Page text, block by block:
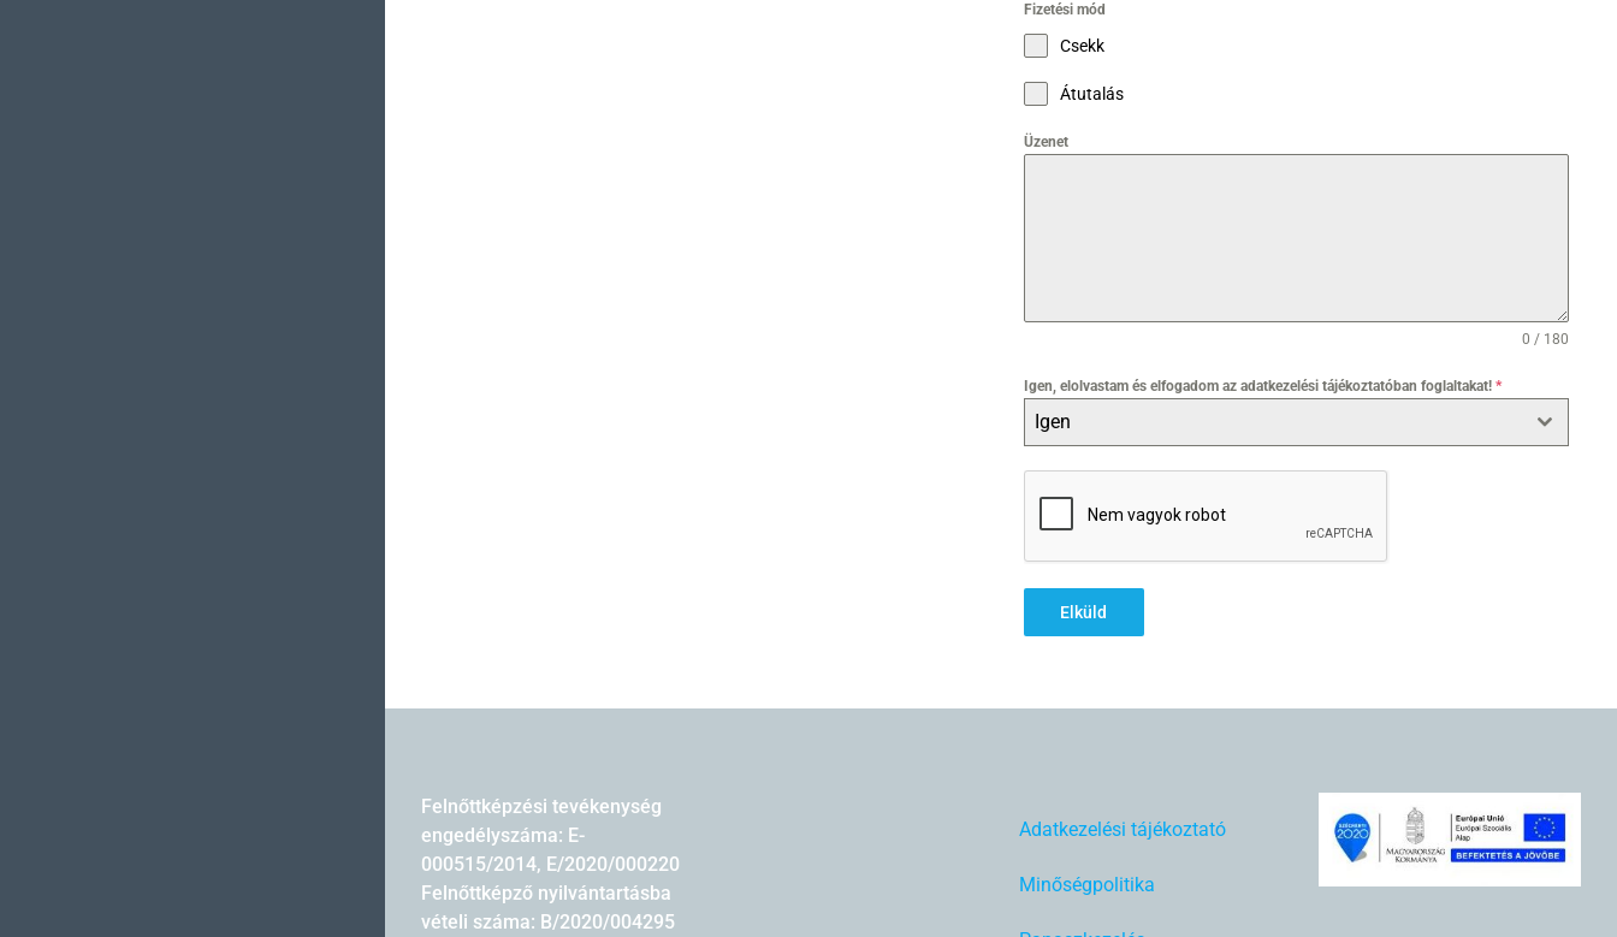
Fizetési mód
Csekk
Átutalás
Üzenet
0 / 180
Igen, elolvastam és elfogadom az adatkezelési tájékoztatóban foglaltakat! *
Igen
Elküld
Felnőttképzési tevékenység
engedélyszáma: E-
000515/2014, E/2020/000220
Felnőttképző nyilvántartásba
vételi száma: B/2020/004295
Adatkezelési tájékoztató
Minőségpolitika